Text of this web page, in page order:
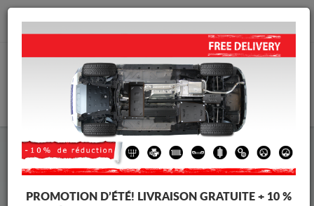
info@protectionsousmoteur.eu
Protection Sous Moteur Lancia
Protection Sous Moteur Lancia Delta 3
Marques
PROMOTION D’ÉTÉ! LIVRAISON GRATUITE + 10 %